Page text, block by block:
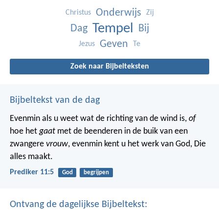
Christus Onderwijs Zij
Dag Tempel Bij
Jezus Geven Te
Zoek naar Bijbelteksten
Bijbeltekst van de dag
Evenmin als u weet wat de richting van de wind is, of
hoe hetgaat met de beenderen in de buik van een
zwangere vrouw, evenmin kent u het werk van God, Die
alles maakt.
Prediker 11:5 God begrijpen
Ontvang de dagelijkse Bijbeltekst: